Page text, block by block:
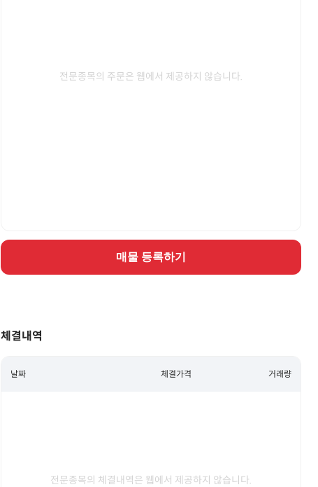
전문종목의 주문은 웹에서 제공하지 않습니다.
매물 등록하기
체결내역
날짜 체결가격 거래량
전문종목의 체결내역은 웹에서 제공하지 않습니다.